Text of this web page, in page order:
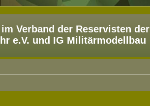
Verband der Reservisten der
e.V. und IG Militärmodellbau